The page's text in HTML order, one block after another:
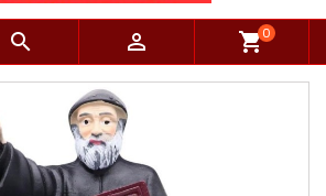
  shopping_cart0